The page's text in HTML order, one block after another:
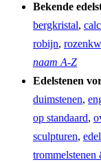
Bekende
bergkristal,
robijn,
naam A-Z
Edelstenen
duimstenen,
op standaard,
sculpturen,
trommelstenen